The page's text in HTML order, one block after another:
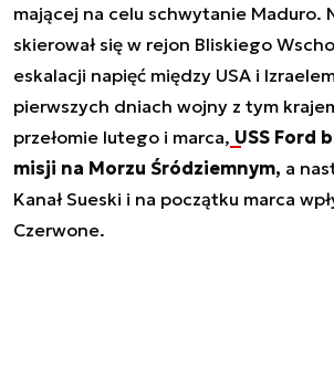
mającej na celu schwytanie Maduro.
skierował się w rejon Bliskiego
eskalacji napięć między USA i
pierwszych dniach wojny z tym
przełomie lutego i marca, USS Ford
misji na Morzu Śródziemnym, a
Kanał Sueski i na początku marca
Czerwone.